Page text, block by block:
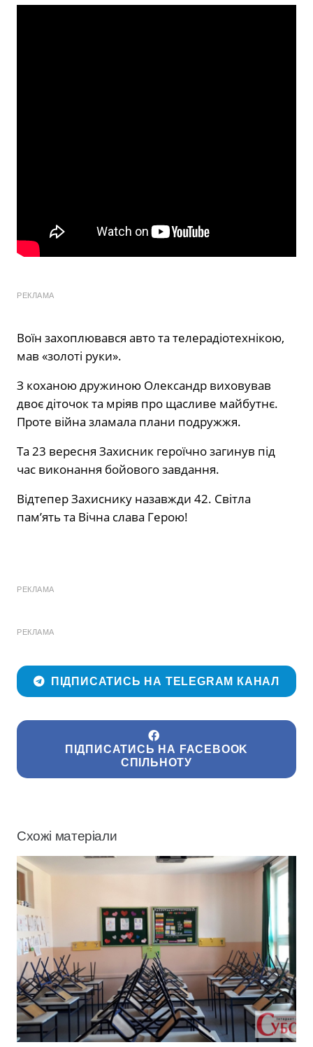
РЕКЛАМА
Воїн захоплювався авто та телерадіотехнікою,
мав «золоті руки».
З коханою дружиною Олександр виховував
двоє діточок та мріяв про щасливе майбутнє.
Проте війна зламала плани подружжя.
Та 23 вересня Захисник героїчно загинув під
час виконання бойового завдання.
Відтепер Захиснику назавжди 42. Світла
пам’ять та Вічна слава Герою!
РЕКЛАМА
РЕКЛАМА
ПІДПИСАТИСЬ НА TELEGRAM КАНАЛ
ПІДПИСАТИСЬ НА FACEBOOK
СПІЛЬНОТУ
Схожі матеріали